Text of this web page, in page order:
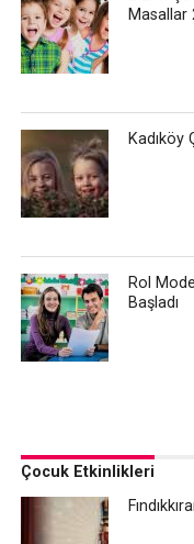
Masallar
Kadıköy
Rol
Başladı
Çocuk Etkinlikleri